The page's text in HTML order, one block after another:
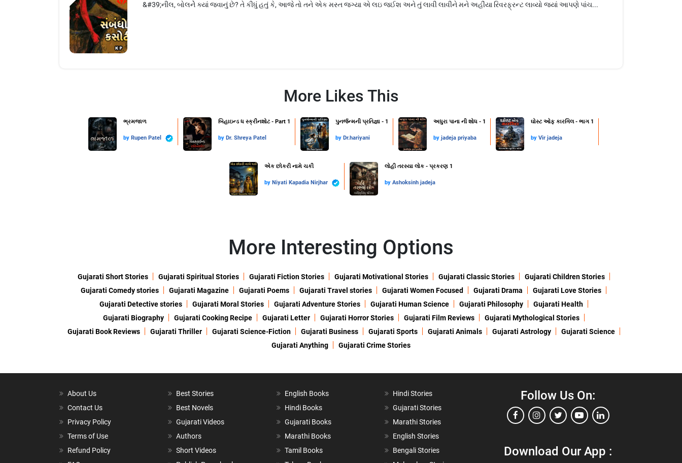
&#39;નીલ, બોલનેે ક્યાં જવાનું છે? તે કીધું હતું કે, આજે તો તને એક મસ્ત જગ્યા એ લઇ જઈશ અને તું લાવી લાવીને મને અહીંયા રિવરફ્રન્ટ લાવ્યો જ્યાં આપણે પાંચ...
More Likes This
ભ્રમજાળ
by Rupen Patel
બિહાઇન્ડ ધ સ્ક્રીનશોટ - Part 1
by Dr. Shreya Patel
પુનર્જન્મની પ્રતિજ્ઞા - 1
by Dr.hariyani
અધુરા પાના ની શોધ - 1
by jadeja priyaba
ઘોસ્ટ ઓફ કારગિલ - ભાગ 1
by Vir jadeja
એક છોકરી નામે ચકી
by Niyati Kapadia Nirjhar
લોહી તરસ્યા લોક - પ્રકરણ 1
by Ashoksinh jadeja
More Interesting Options
Gujarati Short Stories Gujarati Spiritual Stories Gujarati Fiction Stories Gujarati Motivational Stories Gujarati Classic Stories
Gujarati Children Stories
Gujarati Comedy stories
Gujarati Magazine Gujarati Poems Gujarati Travel stories Gujarati Women Focused Gujarati Drama
Gujarati Love Stories
Gujarati Detective stories
Gujarati Moral Stories Gujarati Adventure Stories Gujarati Human Science Gujarati Philosophy
Gujarati Health
Gujarati Biography
Gujarati Cooking Recipe Gujarati Letter Gujarati Horror Stories Gujarati Film Reviews
Gujarati Mythological Stories
Gujarati Book Reviews
Gujarati Thriller Gujarati Science-Fiction Gujarati Business Gujarati Sports Gujarati Animals Gujarati Astrology
Gujarati Science
Gujarati Anything
Gujarati Crime Stories
About Us
Contact Us
Privacy Policy
Terms of Use
Refund Policy
Best Stories
Best Novels
Gujarati Videos
Authors
Short Videos
English Books
Hindi Books
Gujarati Books
Marathi Books
Tamil Books
Hindi Stories
Gujarati Stories
Marathi Stories
English Stories
Bengali Stories
Follow Us On:
Download Our App :